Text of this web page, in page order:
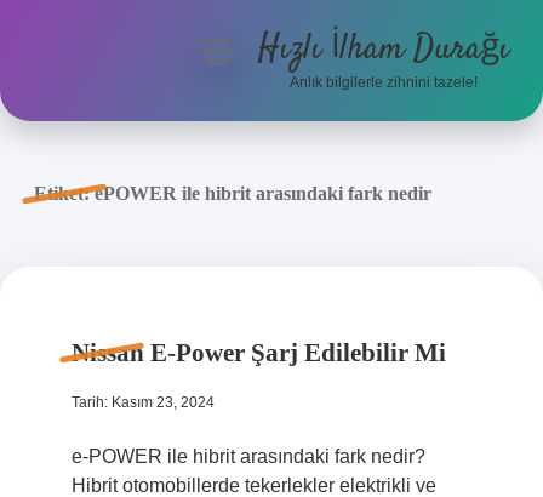
Anasayfa
menüyüHızlı İlham Durağı
Anlık bilgilerle zihnini tazele!
Etiket:ePOWER ile hibrit arasındaki fark nedir
Nissan E-Power Şarj Edilebilir Mi
Tarih: Kasım 23, 2024
e-POWER ile hibrit arasındaki fark nedir?
Hibrit otomobillerde tekerlekler elektrikli ve